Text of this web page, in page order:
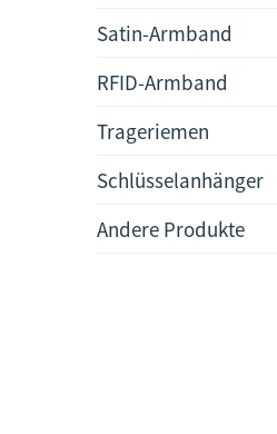
Satin-Armband
RFID-Armband
Trageriemen
Schlüsselanhänger
Andere Produkte